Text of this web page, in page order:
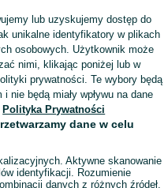
Wyświetlenia:
Kup
lub uzyskujemy dostęp do
unikalne identyfikatory w plikach
osobowych. Użytkownik może
nimi, klikając poniżej lub w
prywatności. Te wybory będą
nie będą miały wpływu na dane
Polityka Prywatności
dane w celu
Aktywne skanowanie
identyfikacji. Rozumienie
danych z różnych źródeł.